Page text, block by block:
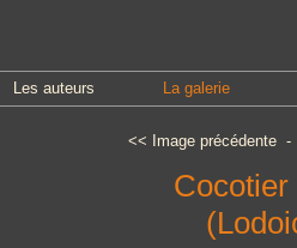
Les auteurs La galerie
<< Image précédente